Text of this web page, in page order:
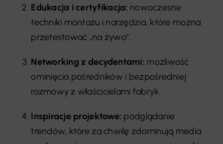
Edukacja i certyfikacja: nowoczesne
techniki montażu i narzędzia, które można
przetestować „na żywo”.
Networking z decydentami: możliwość
ominięcia pośredników i bezpośredniej
rozmowy z właścicielami fabryk.
Inspiracje projektowe: podglądanie
trendów, które za chwilę zdominują media